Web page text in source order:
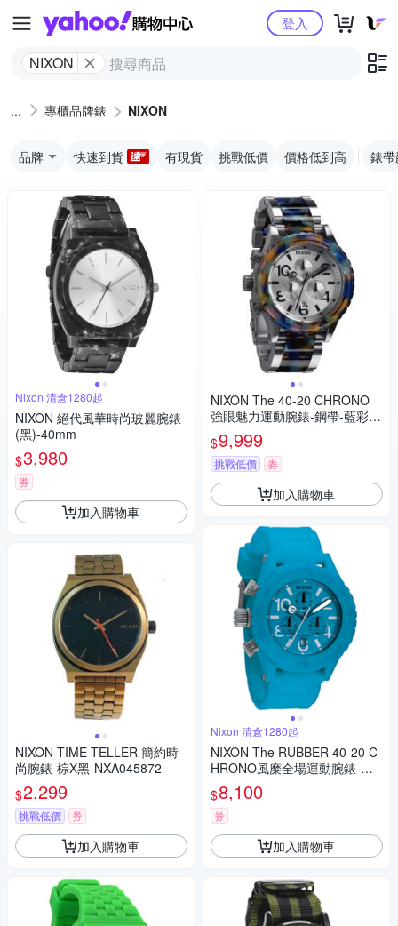
Yahoo購物中心
NIXON
登入
專櫃品牌錶 NIXON
品牌 快速到貨 有現貨 挑戰低價 價格低到高 錶
Nixon 清倉1280起
NIXON 絕代風華時尚玻麗腕錶
(黑)-40mm
$3,980
券
加入購物車
NIXON TIME TELLER 簡約時
尚腕錶-棕X黑-NXA045872
$2,299
挑戰低價 券
加入購物車
NIXON The 40-20 CHRONO
強眼魅力運動腕錶-鋼帶-藍彩玳
瑁-NXA0371116
$9,999
挑戰低價 券
加入購物車
Nixon 清倉1280起
NIXON The RUBBER 40-20 C
HRONO風糜全場運動腕錶-藍/
42mm
$8,100
券
加入購物車